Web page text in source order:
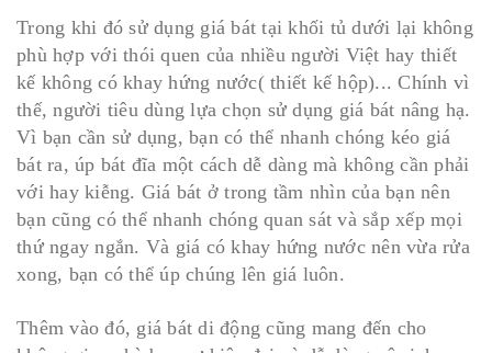
Trong khi đó sử dụng giá bát tại khối tủ dưới lại không
phù hợp với thói quen của nhiều người Việt hay thiết
kế không có khay hứng nước( thiết kế hộp)... Chính vì
thế, người tiêu dùng lựa chọn sử dụng giá bát nâng hạ.
Vì bạn cần sử dụng, bạn có thể nhanh chóng kéo giá
bát ra, úp bát đĩa một cách dễ dàng mà không cần phải
với hay kiễng. Giá bát ở trong tầm nhìn của bạn nên
bạn cũng có thể nhanh chóng quan sát và sắp xếp mọi
thứ ngay ngắn. Và giá có khay hứng nước nên vừa rửa
xong, bạn có thể úp chúng lên giá luôn.
Thêm vào đó, giá bát di động cũng mang đến cho